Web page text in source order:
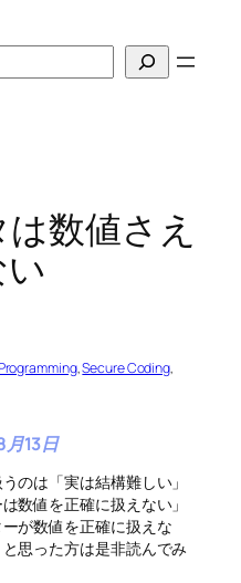
数値さえ
, Secure Coding
13日
のは「実は結構難しい」
数値を正確に扱えない」
が数値を正確に扱えな
思った方は是非読んでみ